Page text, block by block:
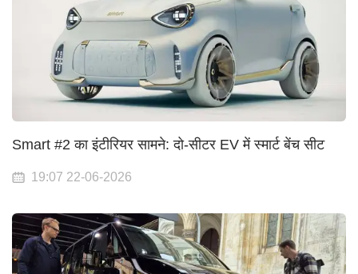
Smart #2 का इंटीरियर सामने: दो-सीटर EV में स्मार्ट बेंच सीट
19:07 22-06-2026